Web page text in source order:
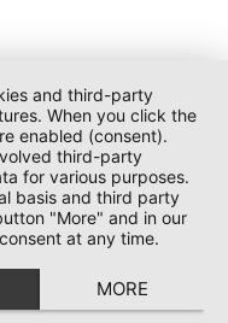
and third-party
When you click the
enabled (consent).
third-party
for various purposes.
basis and third party
"More" and in our
at any time.
MORE